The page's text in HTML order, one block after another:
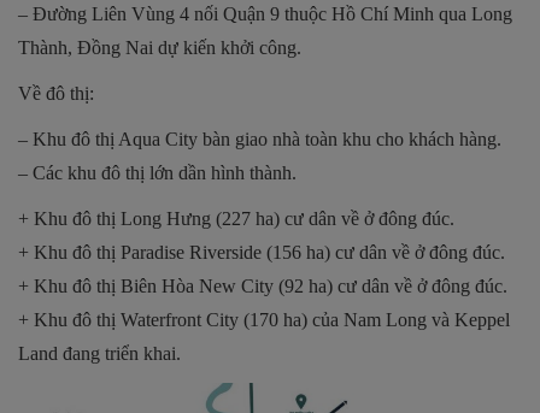
– Đường Liên Vùng 4 nối Quận 9 thuộc Hồ Chí Minh qua Long
Thành, Đồng Nai dự kiến khởi công.
Về đô thị:
– Khu đô thị Aqua City bàn giao nhà toàn khu cho khách hàng.
– Các khu đô thị lớn dần hình thành.
+ Khu đô thị Long Hưng (227 ha) cư dân về ở đông đúc.
+ Khu đô thị Paradise Riverside (156 ha) cư dân về ở đông đúc.
+ Khu đô thị Biên Hòa New City (92 ha) cư dân về ở đông đúc.
+ Khu đô thị Waterfront City (170 ha) của Nam Long và Keppel
Land đang triển khai.